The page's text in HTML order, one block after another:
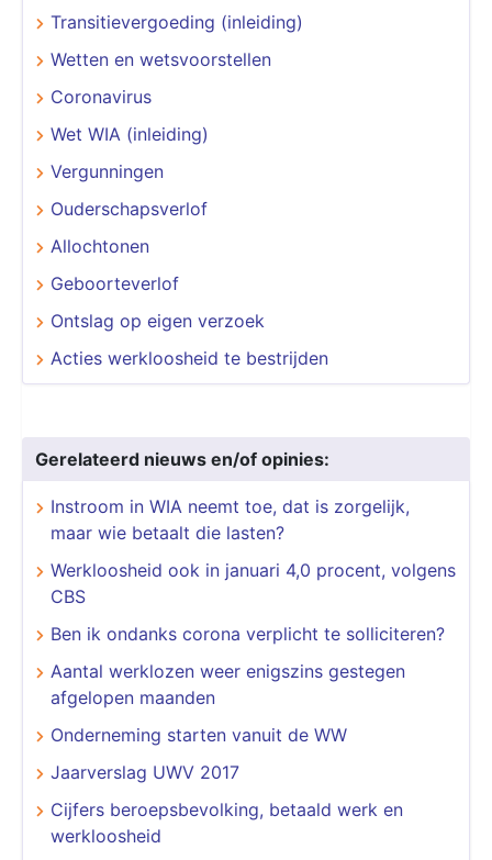
Transitievergoeding (inleiding)
Wetten en wetsvoorstellen
Coronavirus
Wet WIA (inleiding)
Vergunningen
Ouderschapsverlof
Allochtonen
Geboorteverlof
Ontslag op eigen verzoek
Acties werkloosheid te bestrijden
Gerelateerd nieuws en/of opinies:
​​​​​​​Instroom in WIA neemt toe, dat is zorgelijk,
maar wie betaalt die lasten?
Werkloosheid ook in januari 4,0 procent, volgens
CBS
Ben ik ondanks corona verplicht te solliciteren?
Aantal werklozen weer enigszins gestegen
afgelopen maanden
Onderneming starten vanuit de WW
Jaarverslag UWV 2017
Cijfers beroepsbevolking, betaald werk en
werkloosheid